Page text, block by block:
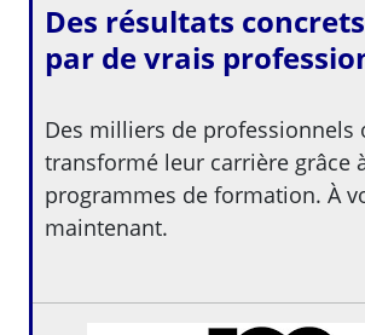
Des résultats
par de vrais
Des milliers de professionnels
transformé leur carrière grâce
programmes de formation. À
maintenant.